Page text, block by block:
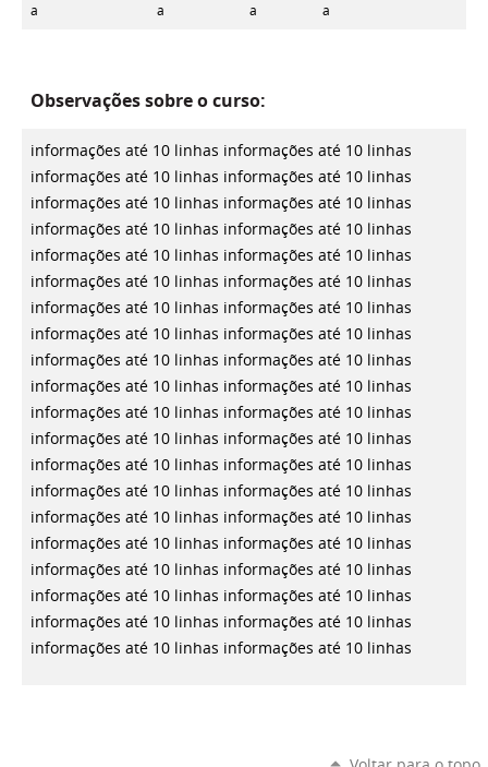
a
a a a
Observações sobre o curso:
informações até 10 linhas informações até 10 linhas
informações até 10 linhas informações até 10 linhas
informações até 10 linhas informações até 10 linhas
informações até 10 linhas informações até 10 linhas
informações até 10 linhas informações até 10 linhas
informações até 10 linhas informações até 10 linhas
informações até 10 linhas informações até 10 linhas
informações até 10 linhas informações até 10 linhas
informações até 10 linhas informações até 10 linhas
informações até 10 linhas informações até 10 linhas
informações até 10 linhas informações até 10 linhas
informações até 10 linhas informações até 10 linhas
informações até 10 linhas informações até 10 linhas
informações até 10 linhas informações até 10 linhas
informações até 10 linhas informações até 10 linhas
informações até 10 linhas informações até 10 linhas
informações até 10 linhas informações até 10 linhas
informações até 10 linhas informações até 10 linhas
informações até 10 linhas informações até 10 linhas
informações até 10 linhas informações até 10 linhas